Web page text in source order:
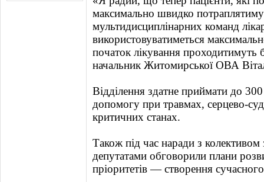
максимально швидко
мультидисциплінарних команд
використовуватиметься
початок лікування проходитимуть
начальник Житомирської ОВА
Відділення здатне приймати до 300
допомогу при травмах, серцево-
критичних станах.
Також під час наради з колективом
депутатами обговорили плани
пріоритетів — створення